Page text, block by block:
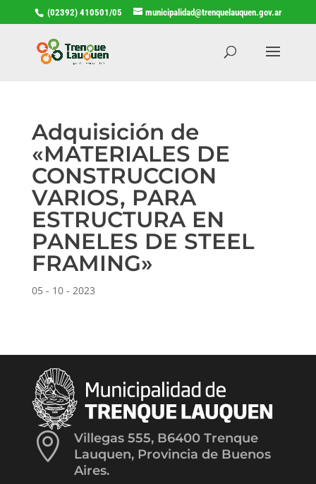
(02392) 410501/05 municipalidad@trenquelauquen.gov.ar
Adquisición de
«MATERIALES DE
CONSTRUCCION
VARIOS, PARA
ESTRUCTURA EN
PANELES DE STEEL
FRAMING»
05 - 10 - 2023

Villegas 555, B6400 Trenque
Lauquen, Provincia de Buenos
Aires.